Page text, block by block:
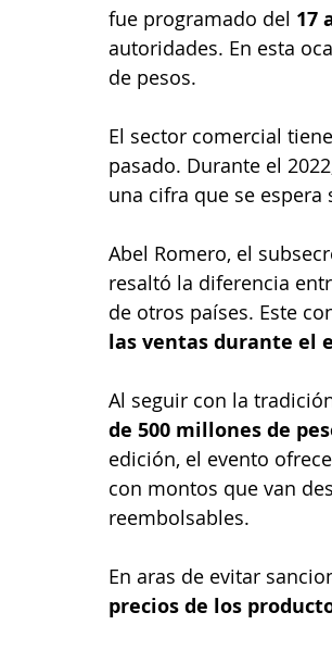
fue programado del 17
autoridades. En esta
de pesos.
El sector comercial
pasado. Durante el
una cifra que se espera
Abel Romero, el
resaltó la diferencia
de otros países. Este
las ventas durante el
Al seguir con la
de 500 millones de
edición, el evento
con montos que van
reembolsables.
En aras de evitar
precios de los